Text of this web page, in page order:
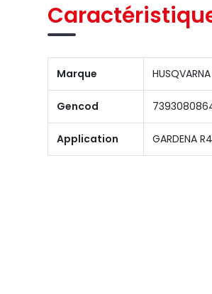
Marque
Gencod
Application GARDENA